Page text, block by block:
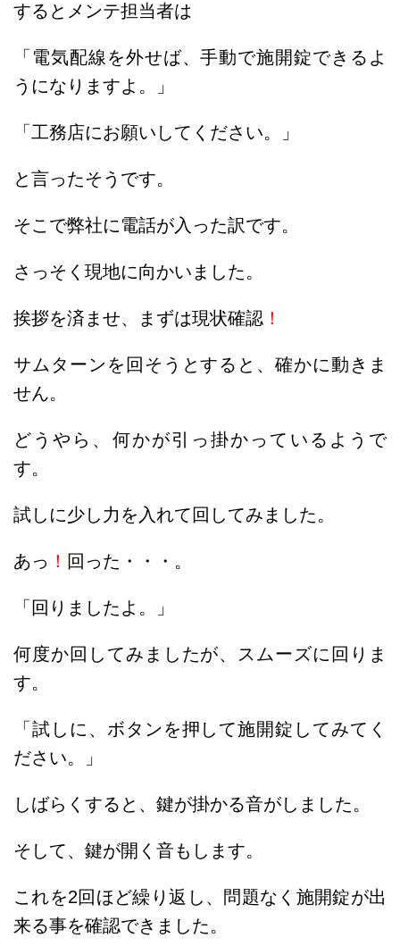
するとメンテ担当者は
「電気配線を外せば、手動で施開錠できるよ
うになりますよ。」
「工務店にお願いしてください。」
と言ったそうです。
そこで弊社に電話が入った訳です。
さっそく現地に向かいました。
挨拶を済ませ、まずは現状確認 ！
サムターンを回そうとすると、確かに動きま
せん。
どうやら、何かが引っ掛かっているようで
す。
試しに少し力を入れて回してみました。
あっ ！ 回った・・・。
「回りましたよ。」
何度か回してみましたが、スムーズに回りま
す。
「試しに、ボタンを押して施開錠してみてく
ださい。」
しばらくすると、鍵が掛かる音がしました。
そして、鍵が開く音もします。
これを2回ほど繰り返し、問題なく施開錠が出
来る事を確認できました。